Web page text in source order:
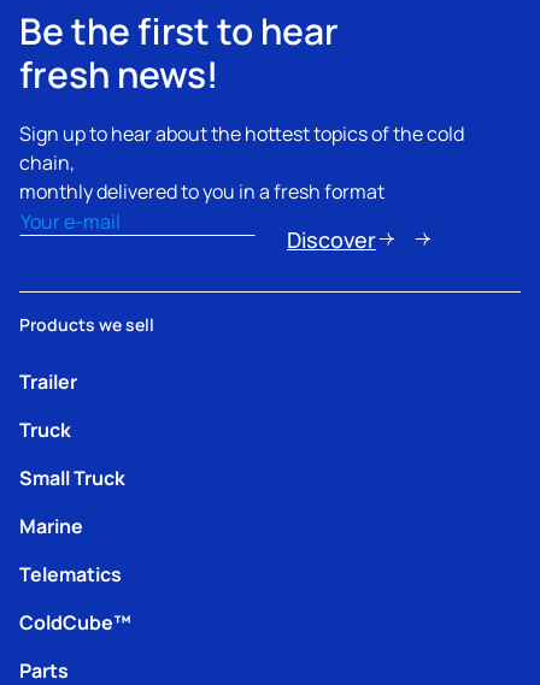
Be the first to hear
fresh news!
Sign up to hear about the hottest topics of the cold
chain,
monthly delivered to you in a fresh format
Email(Nécessaire)
Discover
Products we sell
Trailer
Truck
Small Truck
Marine
Telematics
ColdCube™
Parts